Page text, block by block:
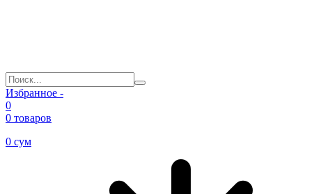
Избранное -
0
0 товаров
0 сум